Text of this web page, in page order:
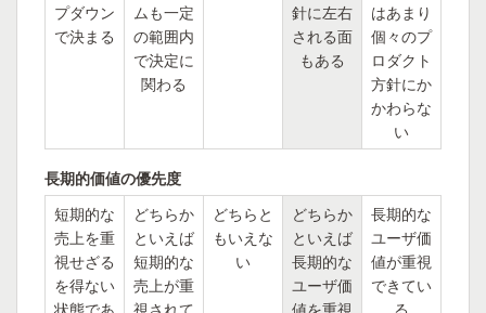
プダウン
で決まる
ムも一定
の範囲内
で決定に
関わる
針に左右
される面
もある
はあまり
個々のプ
ロダクト
方針にか
かわらな
い
長期的価値の優先度
短期的な
売上を重
視せざる
を得ない
状態であ
どちらか
といえば
短期的な
売上が重
視されて
どちらと
もいえな
い
どちらか
といえば
長期的な
ユーザ価
値を重視
長期的な
ユーザ価
値が重視
できてい
る